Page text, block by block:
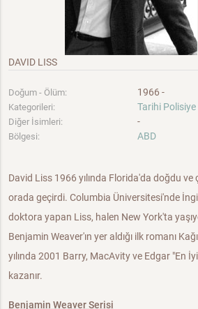
DAVID LISS
Doğum - Ölüm: 1966 -
Kategorileri: Tarihi Polisiye
Diğer İsimleri: -
Bölgesi: ABD
David Liss 1966 yılında Florida'da doğdu
orada geçirdi. Columbia Üniversitesi'nde
doktora yapan Liss, halen New York'ta
Benjamin Weaver'ın yer aldığı ilk romanı
yılında 2001 Barry, MacAvity ve Edgar "En
kazanır.
Benjamin Weaver Serisi